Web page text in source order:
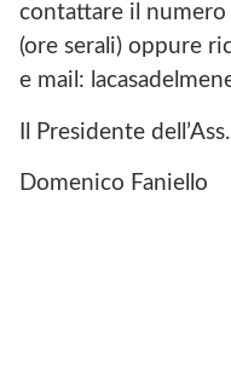
contattare il
(ore serali) oppure
e mail:
Il Presidente
Domenico Faniello